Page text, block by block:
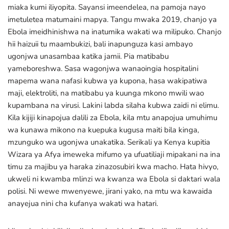
miaka kumi iliyopita. Sayansi imeendelea, na pamoja nayo
imetuletea matumaini mapya. Tangu mwaka 2019, chanjo ya
Ebola imeidhinishwa na inatumika wakati wa milipuko. Chanjo
hii haizuii tu maambukizi, bali inapunguza kasi ambayo
ugonjwa unasambaa katika jamii. Pia matibabu
yameboreshwa. Sasa wagonjwa wanaoingia hospitalini
mapema wana nafasi kubwa ya kupona, hasa wakipatiwa
maji, elektroliti, na matibabu ya kuunga mkono mwili wao
kupambana na virusi. Lakini labda silaha kubwa zaidi ni elimu.
Kila kijiji kinapojua dalili za Ebola, kila mtu anapojua umuhimu
wa kunawa mikono na kuepuka kugusa maiti bila kinga,
mzunguko wa ugonjwa unakatika. Serikali ya Kenya kupitia
Wizara ya Afya imeweka mifumo ya ufuatiliaji mipakani na ina
timu za majibu ya haraka zinazosubiri kwa macho. Hata hivyo,
ukweli ni kwamba mlinzi wa kwanza wa Ebola si daktari wala
polisi. Ni wewe mwenyewe, jirani yako, na mtu wa kawaida
anayejua nini cha kufanya wakati wa hatari.